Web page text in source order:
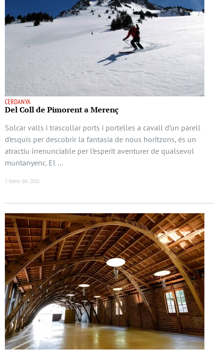
CERDANYA
Del Coll de Pimorent a Merenç
Solcar valls i trascollar ports i portelles a cavall d’un parell
d’esquís per descobrir la fantasia de nous horitzons, és un
atractiu irrenunciable per l’esperit aventurer de qualsevol
muntanyenc. El …
3 febrer del 2026